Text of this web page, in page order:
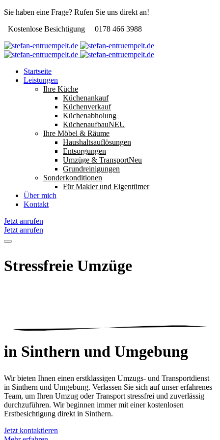
Sie haben eine Frage? Rufen Sie uns direkt an!
Kostenlose Besichtigung
0178 466 3988
Startseite
Leistungen
Ihre Küche
Küchenankauf
Küchenverkauf
Küchenabholung
KüchenaufbauNEU
Ihre Möbel & Räume
Haushaltsauflösungen
Entsorgungen
Umzüge & TransportNeu
Grundreinigungen
Sonderkonditionen
Für Makler und Eigentümer
Über mich
Kontakt
Jetzt anrufen
Jetzt anrufen
Stressfreie Umzüge
in Sinthern und Umgebung
Wir bieten Ihnen einen erstklassigen Umzugs- und Transportdienst
in Sinthern und Umgebung. Verlassen Sie sich auf unser erfahrenes
Team, um Ihren Umzug oder Transport stressfrei und zuverlässig
durchzuführen. Wir beginnen immer mit einer kostenlosen
Erstbesichtigung direkt in Sinthern.
Jetzt kontaktieren